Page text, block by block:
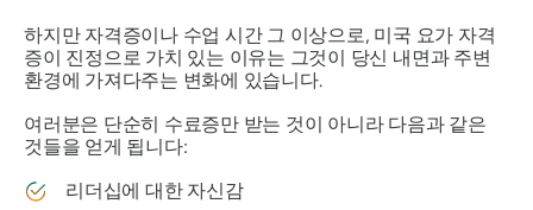
하지만 자격증이나 수업 시간 그 이상으로, 미국 요가 자격
증이 진정으로 가치 있는 이유는 그것이 당신 내면과 주변
환경에 가져다주는 변화에 있습니다.
여러분은 단순히 수료증만 받는 것이 아니라 다음과 같은
것들을 얻게 됩니다:
리더십에 대한 자신감